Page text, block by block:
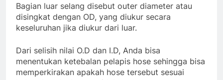
Bagian luar selang disebut outer diameter atau
disingkat dengan OD, yang diukur secara
keseluruhan jika diukur dari luar.
Dari selisih nilai O.D dan I.D, Anda bisa
menentukan ketebalan pelapis hose sehingga bisa
memperkirakan apakah hose tersebut sesuai